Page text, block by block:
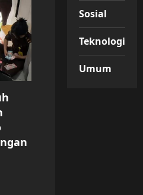
Sosial
Teknologi
Umum